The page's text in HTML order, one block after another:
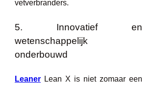
vetverbranders.
5. Innovatief en
wetenschappelijk
onderbouwd
Leaner Lean X is niet zomaar een